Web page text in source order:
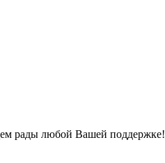
рады любой Вашей поддержке!